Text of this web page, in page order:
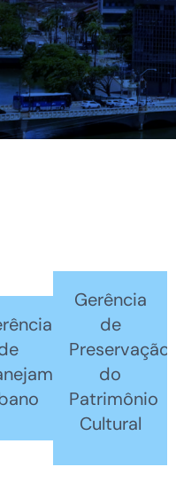
Gerência
de
Preservação
do
Patrimônio
Cultural